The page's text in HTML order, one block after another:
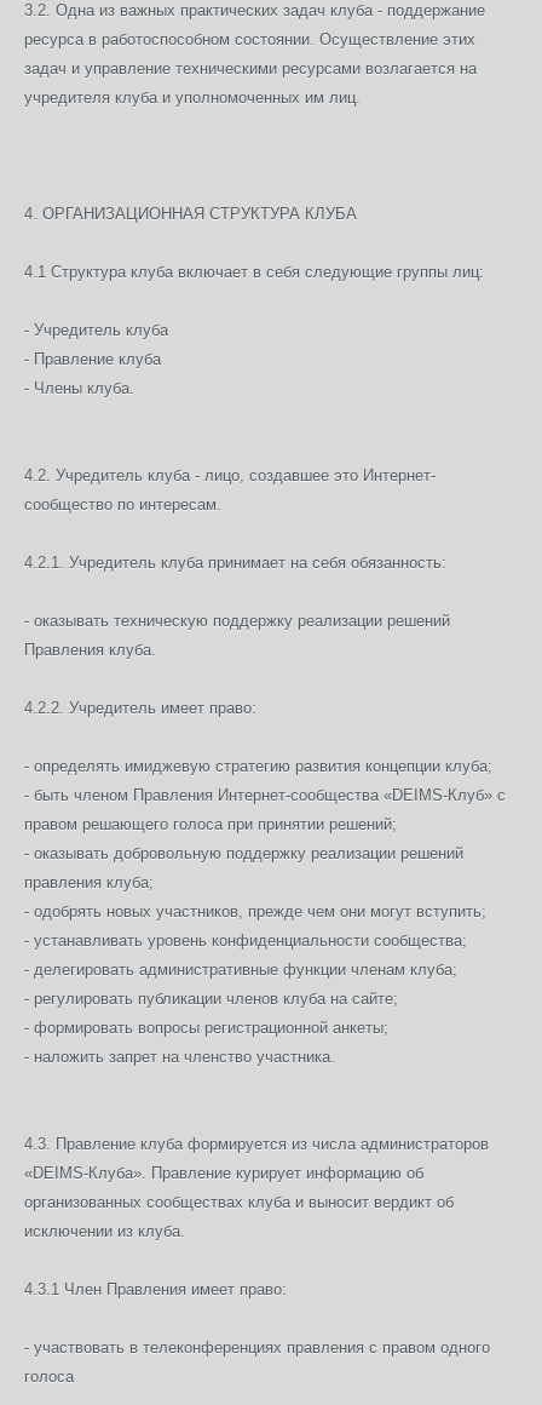
3.2. Одна из важных практических задач клуба - поддержание
ресурса в работоспособном состоянии. Осуществление этих
задач и управление техническими ресурсами возлагается на
учредителя клуба и уполномоченных им лиц.
4. ОРГАНИЗАЦИОННАЯ СТРУКТУРА КЛУБА
4.1 Структура клуба включает в себя следующие группы лиц:
- Учредитель клуба
- Правление клуба
- Члены клуба.
4.2. Учредитель клуба - лицо, создавшее это Интернет-
сообщество по интересам.
4.2.1. Учредитель клуба принимает на себя обязанность:
- оказывать техническую поддержку реализации решений
Правления клуба.
4.2.2. Учредитель имеет право:
- определять имиджевую стратегию развития концепции клуба;
- быть членом Правления Интернет-сообщества «DEIMS-Клуб» с
правом решающего голоса при принятии решений;
- оказывать добровольную поддержку реализации решений
правления клуба;
- одобрять новых участников, прежде чем они могут вступить;
- устанавливать уровень конфиденциальности сообщества;
- делегировать административные функции членам клуба;
- регулировать публикации членов клуба на сайте;
- формировать вопросы регистрационной анкеты;
- наложить запрет на членство участника.
4.3. Правление клуба формируется из числа администраторов
«DEIMS-Клуба». Правление курирует информацию об
организованных сообществах клуба и выносит вердикт об
исключении из клуба.
4.3.1 Член Правления имеет право:
- участвовать в телеконференциях правления с правом одного
голоса